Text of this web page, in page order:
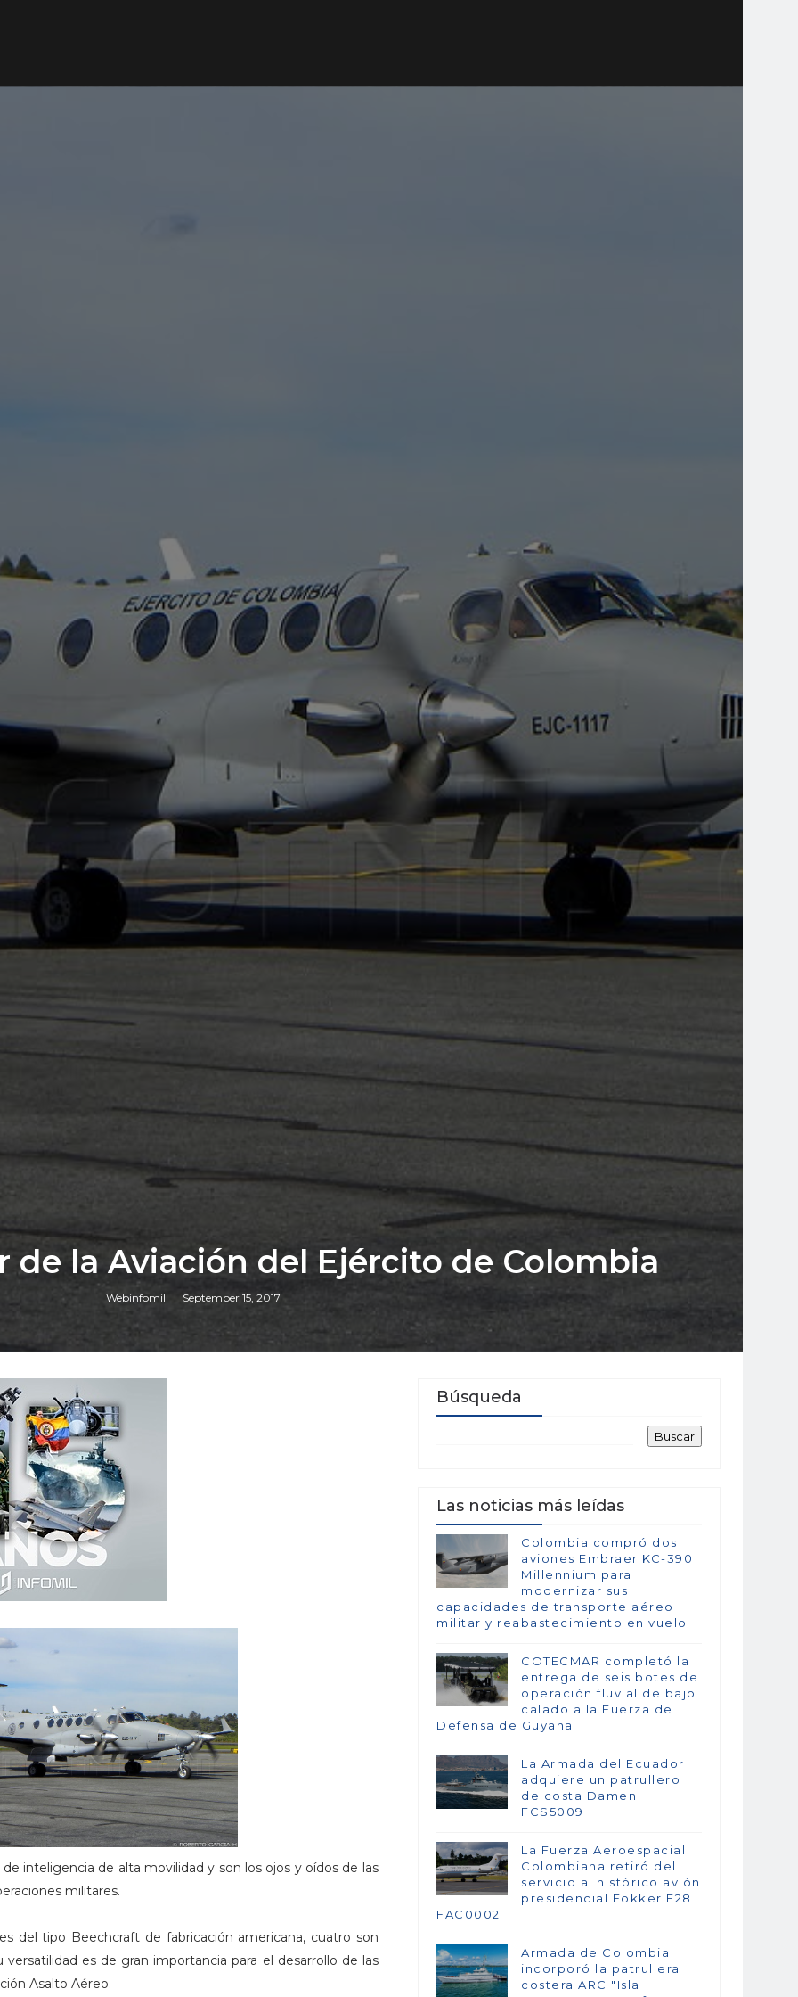
de la Aviación del Ejército de Colombia
Webinfomil September 15, 2017
inteligencia de alta movilidad y son los ojos y oídos de las
militares.
del tipo Beechcraft de fabricación americana, cuatro son
es de gran importancia para el desarrollo de las
Asalto Aéreo.
Búsqueda
Las noticias más leídas
Colombia compró dos
aviones Embraer KC-390
Millennium para
modernizar sus
capacidades de transporte aéreo
militar y reabastecimiento en vuelo
COTECMAR completó la
entrega de seis botes de
operación fluvial de bajo
calado a la Fuerza de
Defensa de Guyana
La Armada del Ecuador
adquiere un patrullero
de costa Damen
FCS5009
La Fuerza Aeroespacial
Colombiana retiró del
servicio al histórico avión
presidencial Fokker F28
FAC0002
Armada de Colombia
incorporó la patrullera
costera ARC "Isla